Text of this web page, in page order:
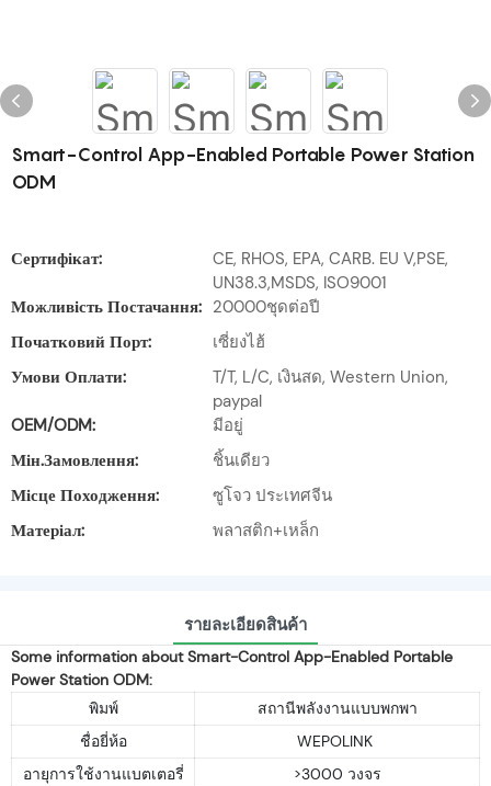
Smart-Control App-Enabled Portable Power Station
ODM
Сертифікат:
CE, RHOS, EPA, CARB. EU V,PSE,
UN38.3,MSDS, ISO9001
Можливість Постачання: 20000ชุดต่อปี
Початковий Порт:
เซี่ยงไฮ้
Умови Оплати:
T/T, L/C, เงินสด, Western Union,
paypal
OEM/ODM:
มีอยู่
Мін.замовлення:
ชิ้นเดียว
Місце Походження:
ซูโจว ประเทศจีน
Матеріал:
พลาสติก+เหล็ก
รายละเอียดสินค้า
Some information about Smart-Control App-Enabled Portable
Power Station ODM:
พิมพ์
สถานีพลังงานแบบพกพา
ชื่อยี่ห้อ
WEPOLINK
อายุการใช้งานแบตเตอรี่
>3000 วงจร